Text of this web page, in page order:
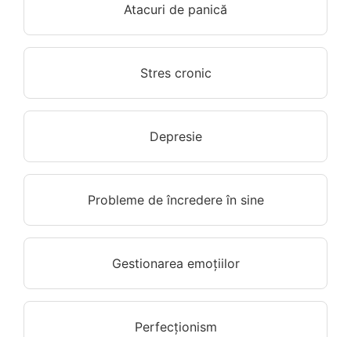
Atacuri de panică
Stres cronic
Depresie
Probleme de încredere în sine
Gestionarea emoțiilor
Perfecționism